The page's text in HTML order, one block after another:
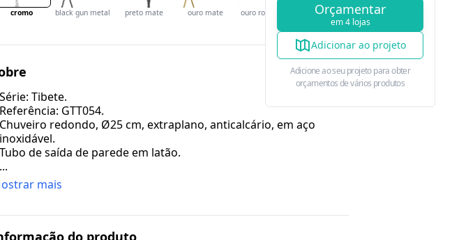
cromo black gun metal preto mate ouro mate ouro rosa mate
Série: Tibete.
Referência: GTT054.
Chuveiro redondo, Ø25 cm, extraplano, anticalcário, em aço
inoxidável.
Tubo de saída de parede em latão.
...
mais
do produto
Orçamentar
em 4 lojas
Adicionar ao projeto
Adicione ao seu projeto para obter
orçamentos de vários produtos